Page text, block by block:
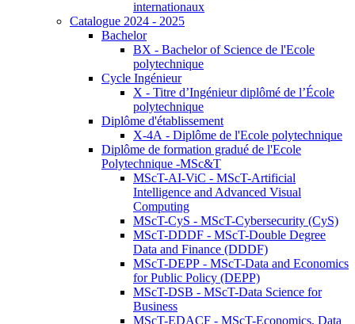
internationaux
Catalogue 2024 - 2025
Bachelor
BX - Bachelor of Science de l'Ecole
polytechnique
Cycle Ingénieur
X - Titre d’Ingénieur diplômé de l’École
polytechnique
Diplôme d'établissement
X-4A - Diplôme de l'Ecole polytechnique
Diplôme de formation gradué de l'Ecole
Polytechnique -MSc&T
MScT-AI-ViC - MScT-Artificial
Intelligence and Advanced Visual
Computing
MScT-CyS - MScT-Cybersecurity (CyS)
MScT-DDDF - MScT-Double Degree
Data and Finance (DDDF)
MScT-DEPP - MScT-Data and Economics
for Public Policy (DEPP)
MScT-DSB - MScT-Data Science for
Business
MScT-EDACF - MScT-Economics, Data